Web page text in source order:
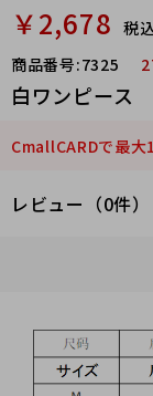
￥2,678 税
商品番号:7325
白ワンピース
CmallCARDで最大
レビュー（0件）